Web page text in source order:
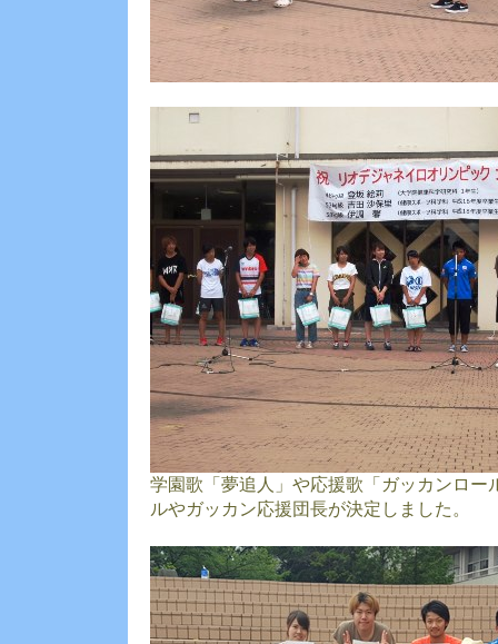
学園歌「夢追人」や応援歌「ガッカンロー
ルやガッカン応援団長が決定しました。